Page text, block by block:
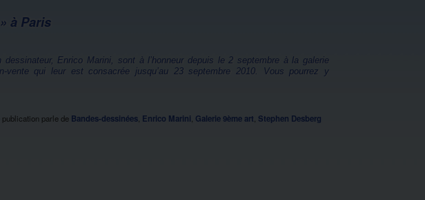
à Paris
Enrico Marini, sont à l’honneur depuis le 2 septembre à la galerie
vente qui leur est consacrée jusqu’au 23 septembre 2010. Vous pourrez y
publication parle de Bandes-dessinées Enrico Marini Galerie 9ème art Stephen Desberg